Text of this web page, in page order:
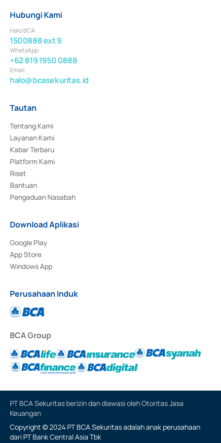
Hubungi Kami
Halo BCA
1500888 ext 9
WhatsApp
+62 819 1950 0888
Email
halo@bcasekuritas.id
Tautan
Tentang Kami
Layanan Kami
Kabar Terbaru
Platform Kami
Riset
Bantuan
Pengaduan Nasabah
Download Aplikasi
Google Play
App Store
Windows App
Perusahaan Induk
BCA Group
PT BCA Sekuritas berizin dan diawasi oleh Otoritas Jasa
Keuangan
Copyright © 2024 PT BCA Sekuritas adalah anak perusahaan
dari PT Bank Central Asia Tbk